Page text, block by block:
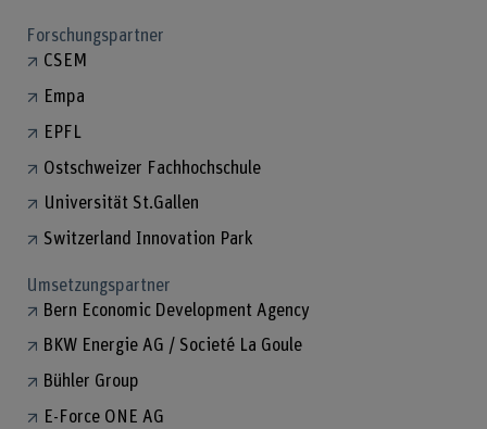
Forschungspartner
CSEM
Empa
EPFL
Ostschweizer Fachhochschule
Universität St.Gallen
Switzerland Innovation Park
Umsetzungspartner
Bern Economic Development Agency
BKW Energie AG / Societé La Goule
Bühler Group
E-Force ONE AG